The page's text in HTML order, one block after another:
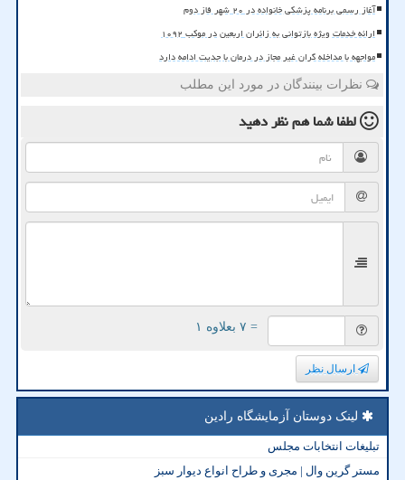
آغاز رسمی برنامه پزشکی خانواده در ۲۰ شهر فاز دوم
ارائه خدمات ویژه بازتوانی به زائران اربعین در موکب ۱۰۹۲
مواجهه با مداخله گران غیر مجاز در درمان با جدیت ادامه دارد
نظرات بینندگان در مورد این مطلب
لطفا شما همنظر دهید
= ۷ بعلاوه ۱
ارسال نظر
لینک دوستان آزمایشگاه رادین
تبلیغات انتخابات مجلس
مستر گرین وال | مجری و طراح انواع دیوار سبز